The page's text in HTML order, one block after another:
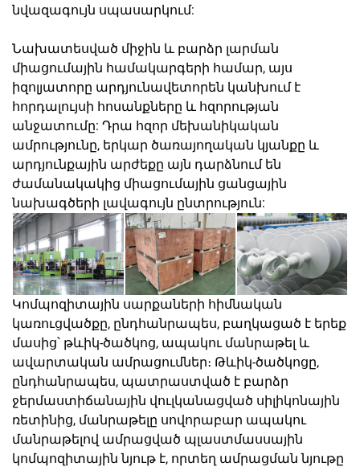
նվազագույն սպասարկում:
Նախատեսված միջին և բարձր լարման
միացումային համակարգերի համար, այս
իզոլյատորը արդյունավետորեն կանխում է
հորդալույսի հոսանքները և հզորության
անջատումը: Դրա հզոր մեխանիկական
ամրությունը, երկար ծառայողական կյանքը և
արդյունքային արժեքը այն դարձնում են
ժամանակակից միացումային ցանցային
նախագծերի լավագույն ընտրություն:
Կոմպոզիտային սարքաների հիմնական
կառուցվածքը, ընդհանրապես, բաղկացած է երեք
մասից՝ թևիկ-ծածկոց, ապակու մանրաթել և
ավարտական ամրացումներ։ Թևիկ-ծածկոցը,
ընդհանրապես, պատրաստված է բարձր
ջերմաստիճանային վուլկանացված սիլիկոնային
ռետինից, մանրաթելը սովորաբար ապակու
մանրաթելով ամրացված պլաստմասսային
կոմպոզիտային նյութ է, որտեղ ամրացման նյութը